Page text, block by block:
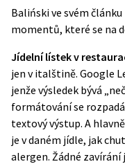
Baliński ve svém
momentů, které se na
Jídelní lístek v
jen v italštině. Google
jenže výsledek bývá
formátování se
textový výstup. A
je v daném jídle, jak
alergen. Žádné